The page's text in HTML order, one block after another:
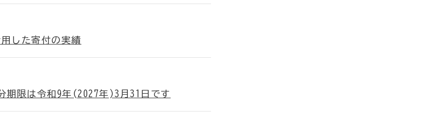
した寄付の実績
期限は令和9年(2027年)3月31日です